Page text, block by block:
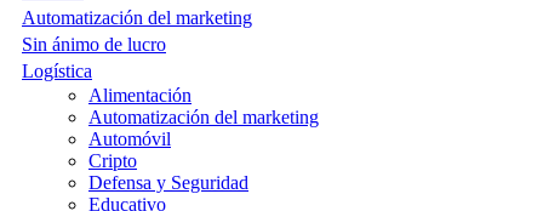
Automatización del marketing
Sin ánimo de lucro
Logística
Alimentación
Automatización del marketing
Automóvil
Cripto
Defensa y Seguridad
Educativo